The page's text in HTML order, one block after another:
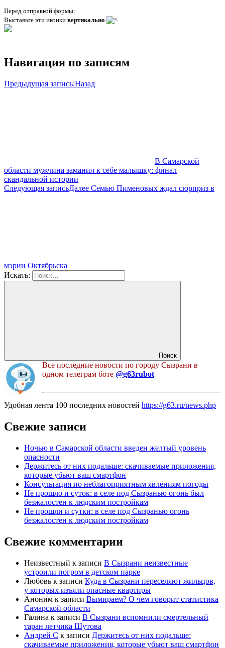
Перед отправкой формы:
Выставьте эти иконки вертикально
Навигация по записям
Предыдущая запись:Назад
В Самарской
области мужчина заманил к себе малышку: финал
скандальной истории
Следующая записьДалее Семью Пименовых ждал сюрприз в
мэрии Октябрьска
Искать:
Поиск
Все последние новости по городу Сызрани в
одном телеграм боте @g63rubot
Удобная лента 100 последних новостей https://g63.ru/news.php
Свежие записи
Ночью в Самарской области введен желтый уровень
опасности
Держитесь от них подальше: скачиваемые приложения,
которые убьют ваш смартфон
Консультация по неблагоприятным явлениям погоды
Не прошло и суток: в селе под Сызранью огонь был
безжалостен к людским постройкам
Не прошли и сутки: в селе под Сызранью огонь
безжалостен к людским постройкам
Свежие комментарии
Неизвестный к записи В Сызрани неизвестные
устроили погром в детском парке
Любовь к записи Куда в Сызрани переселяют жильцов,
у которых изъяли опасные квартиры
Аноним к записи Вымираем? О чем говорит статистика
Самарской области
Галина к записи В Сызрани вспомнили смертельный
таран летчика Шутова
Андрей С к записи Держитесь от них подальше:
скачиваемые приложения, которые убьют ваш смартфон